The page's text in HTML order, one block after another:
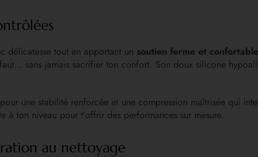
délicatesse tout en apportant un soutien ferme et confortable
sans jamais sacrifier ton confort. Son doux silicone
une stabilité renforcée et une compression maîtrisée qui
ton niveau pour t’offrir des performances sur mesure.
au nettoyage